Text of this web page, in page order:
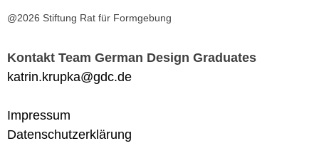
@2026 Stiftung Rat für Formgebung
Kontakt Team German Design Graduates
katrin.krupka@gdc.de
Impressum
Datenschutzerklärung